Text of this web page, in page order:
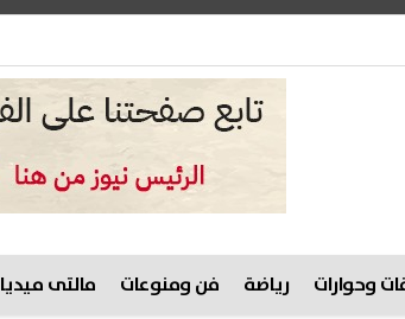
وحوارات رياضة فن ومنوعات مالتى ميديا